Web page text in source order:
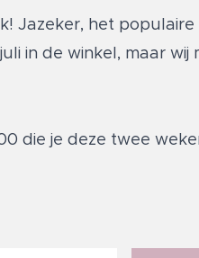
Jazeker, het
in de winkel, maar
die je deze twee